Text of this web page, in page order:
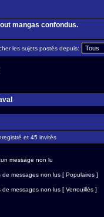
mangas confondus.
les sujets postés depuis:
et 45 invités
message non lu
de messages non lus [ Populaires ]
de messages non lus [ Verrouillés ]